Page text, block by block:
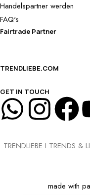
Handelspartner werden
FAQ's
Fairtrade Partner
TRENDLIEBE.COM
GET IN TOUCH
TRENDLIEBE I TRENDS &
made with